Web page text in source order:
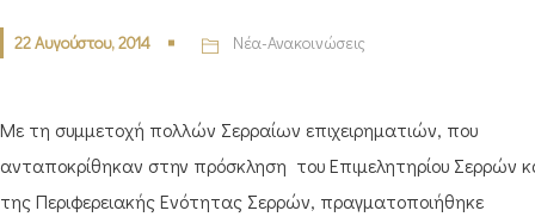
22 Αυγούστου, 2014 Νέα-Ανακοινώσεις
Με τη συμμετοχή πολλών Σερραίων επιχειρηματιών, που
ανταποκρίθηκαν στην πρόσκληση του Επιμελητηρίου Σερρών
της Περιφερειακής Ενότητας Σερρών, πραγματοποιήθηκε